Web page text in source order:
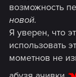
возможность
новой.
Я уверен, что
использовать
мометнов не